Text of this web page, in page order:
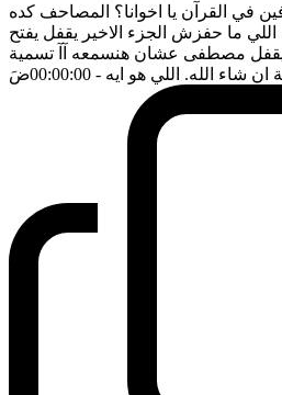
في القرآن يا اخوانا؟ المصاحف كده
اللي ما حفزش الجزء الاخير يقفل يفتح
مصطفى عشان هنسمعه آآ تسمية
ان شاء الله. اللي هو ايه - 00:00:00 ضَ